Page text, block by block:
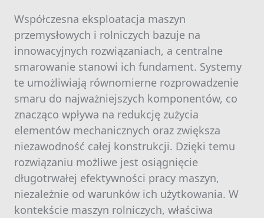
Współczesna eksploatacja maszyn
przemysłowych i rolniczych bazuje na
innowacyjnych rozwiązaniach, a centralne
smarowanie stanowi ich fundament. Systemy
te umożliwiają równomierne rozprowadzenie
smaru do najważniejszych komponentów, co
znacząco wpływa na redukcję zużycia
elementów mechanicznych oraz zwiększa
niezawodność całej konstrukcji. Dzięki temu
rozwiązaniu możliwe jest osiągnięcie
długotrwałej efektywności pracy maszyn,
niezależnie od warunków ich użytkowania. W
kontekście maszyn rolniczych, właściwa